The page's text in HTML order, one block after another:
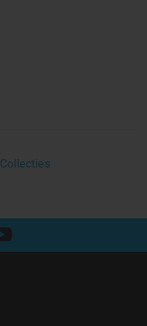
Collecties